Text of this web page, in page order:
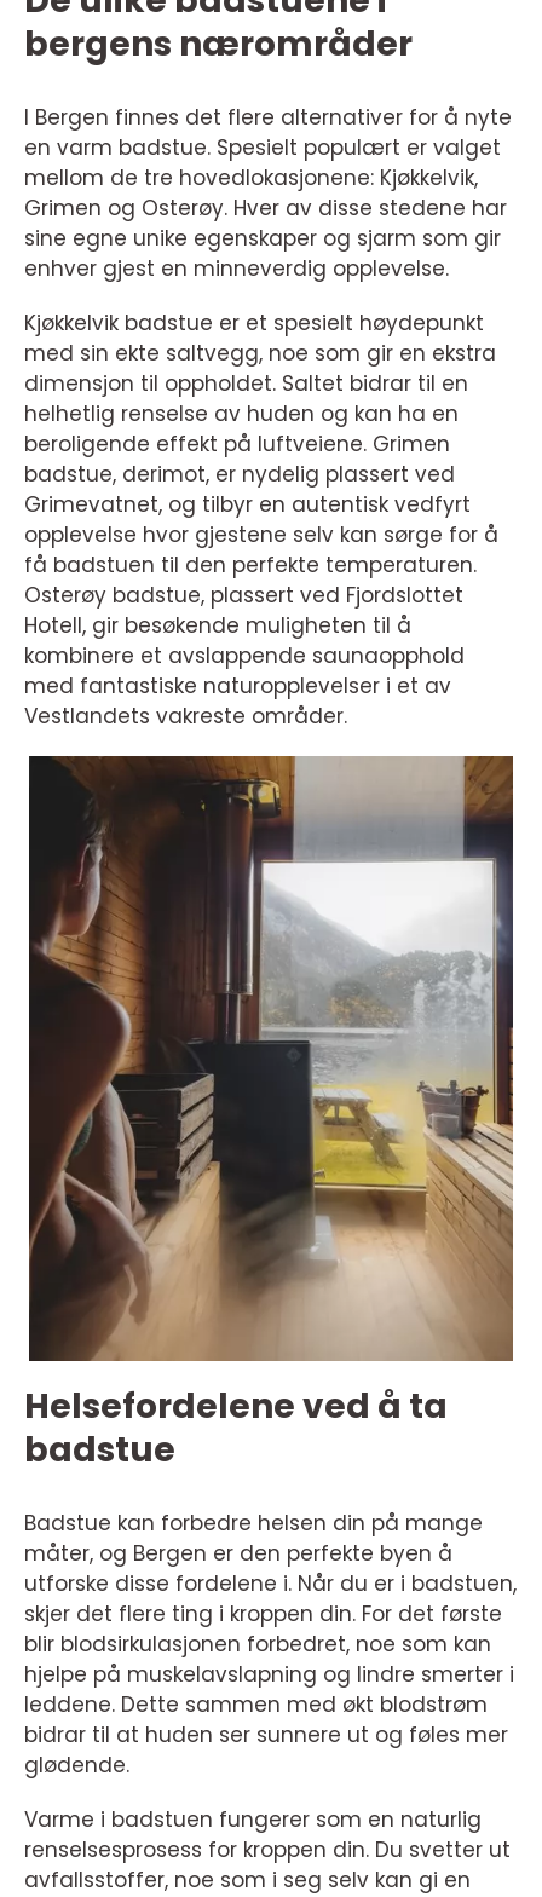
bergens nærområder
I Bergen finnes det flere alternativer for å nyte
en varm badstue. Spesielt populært er valget
mellom de tre hovedlokasjonene: Kjøkkelvik,
Grimen og Osterøy. Hver av disse stedene har
sine egne unike egenskaper og sjarm som gir
enhver gjest en minneverdig opplevelse.
Kjøkkelvik badstue er et spesielt høydepunkt
med sin ekte saltvegg, noe som gir en ekstra
dimensjon til oppholdet. Saltet bidrar til en
helhetlig renselse av huden og kan ha en
beroligende effekt på luftveiene. Grimen
badstue, derimot, er nydelig plassert ved
Grimevatnet, og tilbyr en autentisk vedfyrt
opplevelse hvor gjestene selv kan sørge for å
få badstuen til den perfekte temperaturen.
Osterøy badstue, plassert ved Fjordslottet
Hotell, gir besøkende muligheten til å
kombinere et avslappende saunaopphold
med fantastiske naturopplevelser i et av
Vestlandets vakreste områder.
Helsefordelene ved å ta
badstue
Badstue kan forbedre helsen din på mange
måter, og Bergen er den perfekte byen å
utforske disse fordelene i. Når du er i badstuen,
skjer det flere ting i kroppen din. For det første
blir blodsirkulasjonen forbedret, noe som kan
hjelpe på muskelavslapning og lindre smerter i
leddene. Dette sammen med økt blodstrøm
bidrar til at huden ser sunnere ut og føles mer
glødende.
Varme i badstuen fungerer som en naturlig
renselsesprosess for kroppen din. Du svetter ut
avfallsstoffer, noe som i seg selv kan gi en